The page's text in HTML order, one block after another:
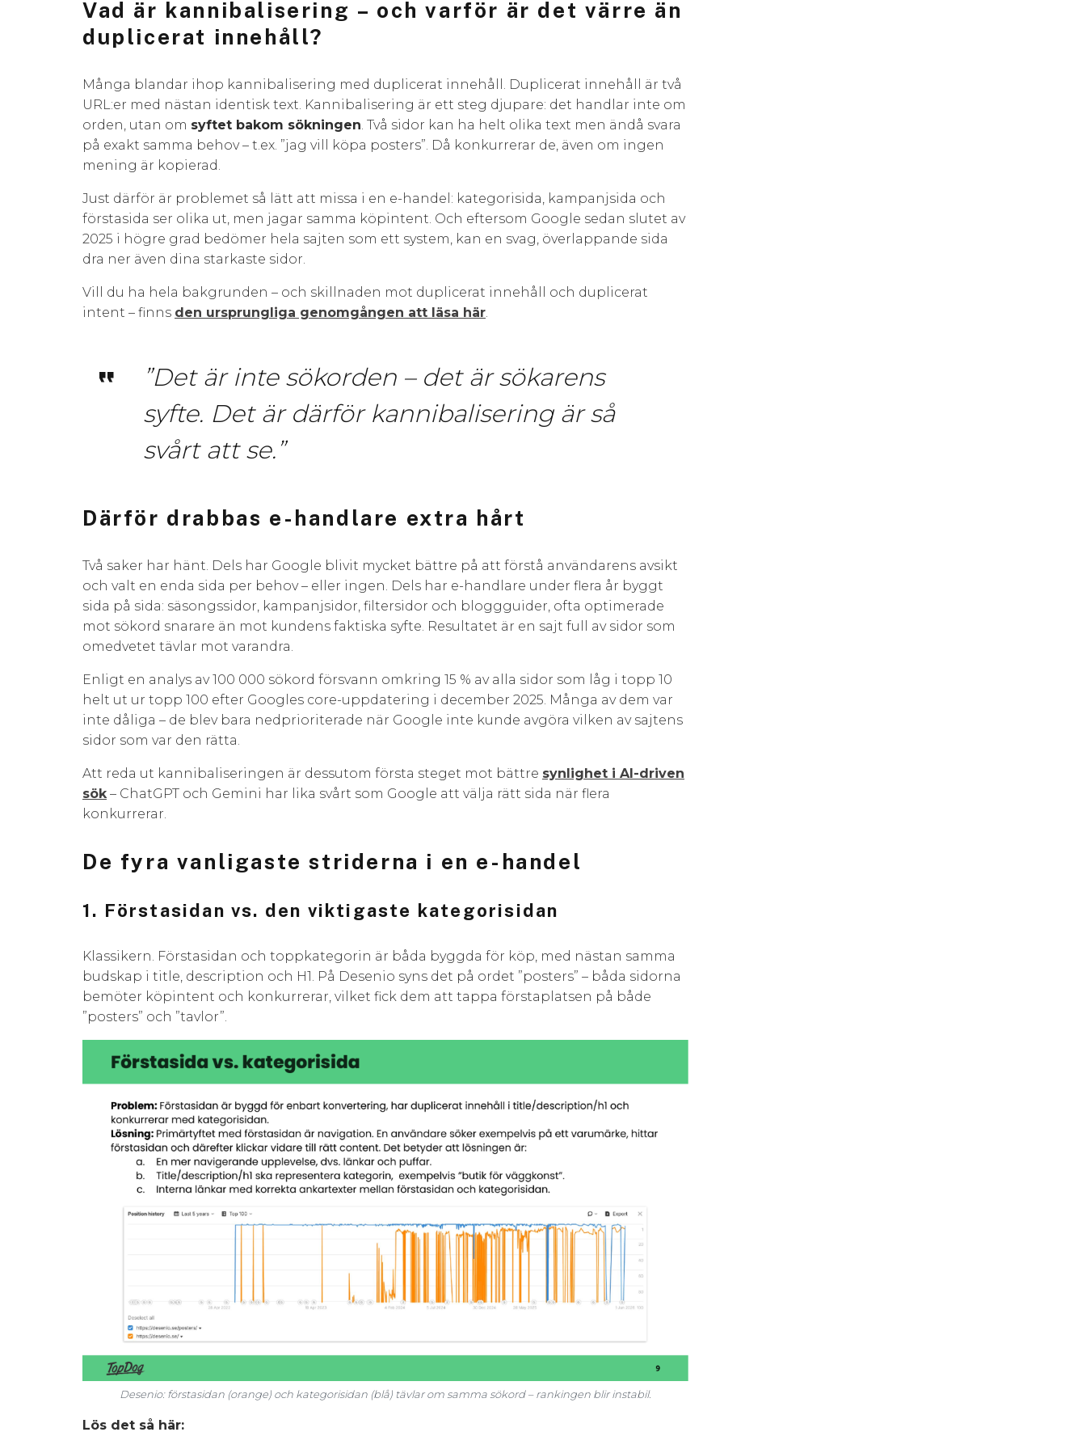
Vad är kannibalisering – och varför är det värre än
duplicerat innehåll?
Många blandar ihop kannibalisering med duplicerat innehåll. Duplicerat innehåll är två
URL:er med nästan identisk text. Kannibalisering är ett steg djupare: det handlar inte om
orden, utan om syftet bakom sökningen . Två sidor kan ha helt olika text men ändå svara
på exakt samma behov – t.ex. ”jag vill köpa posters”. Då konkurrerar de, även om ingen
mening är kopierad.
Just därför är problemet så lätt att missa i en e-handel: kategorisida, kampanjsida och
förstasida ser olika ut, men jagar samma köpintent. Och eftersom Google sedan slutet av
2025 i högre grad bedömer hela sajten som ett system, kan en svag, överlappande sida
dra ner även dina starkaste sidor.
Vill du ha hela bakgrunden – och skillnaden mot duplicerat innehåll och duplicerat
intent – finns den ursprungliga genomgången att läsa här
”Det är inte sökorden – det är sökarens
syfte. Det är därför kannibalisering är så
svårt att se.”
Därför drabbas e-handlare extra hårt
Två saker har hänt. Dels har Google blivit mycket bättre på att förstå användarens avsikt
och valt en enda sida per behov – eller ingen. Dels har e-handlare under flera år byggt
sida på sida: säsongssidor, kampanjsidor, filtersidor och bloggguider, ofta optimerade
mot sökord snarare än mot kundens faktiska syfte. Resultatet är en sajt full av sidor som
omedvetet tävlar mot varandra.
Enligt en analys av 100 000 sökord försvann omkring 15 % av alla sidor som låg i topp 10
helt ut ur topp 100 efter Googles core-uppdatering i december 2025. Många av dem var
inte dåliga – de blev bara nedprioriterade när Google inte kunde avgöra vilken av sajtens
sidor som var den rätta.
Att reda ut kannibaliseringen är dessutom första steget mot bättre synlighet i AI-driven
sök – ChatGPT och Gemini har lika svårt som Google att välja rätt sida när flera
konkurrerar.
De fyra vanligaste striderna i en e-handel
1. Förstasidan vs. den viktigaste kategorisidan
Klassikern. Förstasidan och toppkategorin är båda byggda för köp, med nästan samma
budskap i title, description och H1. På Desenio syns det på ordet ”posters” – båda sidorna
bemöter köpintent och konkurrerar, vilket fick dem att tappa förstaplatsen på både
”posters” och ”tavlor”.
Desenio: förstasidan (orange) och kategorisidan (blå) tävlar om samma sökord – rankingen blir instabil.
Lös det så här: